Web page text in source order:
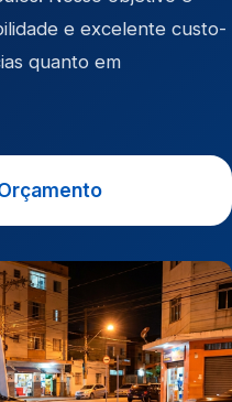
e excelente custo-
quanto em